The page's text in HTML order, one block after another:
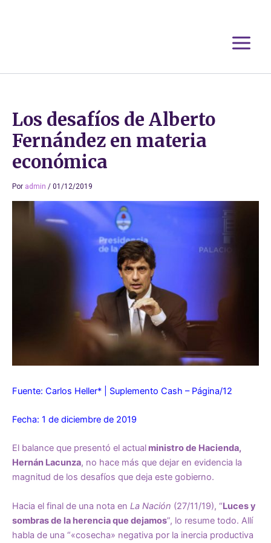
Los desafíos de Alberto
Fernández en materia
económica
Por admin / 01/12/2019
Fuente: Carlos Heller* | Suplemento Cash – Página/12
Fecha: 1 de diciembre de 2019
El balance que presentó el actual ministro de Hacienda,
Hernán Lacunza, no hace más que dejar en evidencia la
magnitud de los desafíos que deja este gobierno.
Hacia el final de una nota en La Nación (27/11/19), “Luces y
sombras de la herencia que dejamos”, lo resume todo. Allí
habla de una “«cosecha» negativa por la inercia productiva